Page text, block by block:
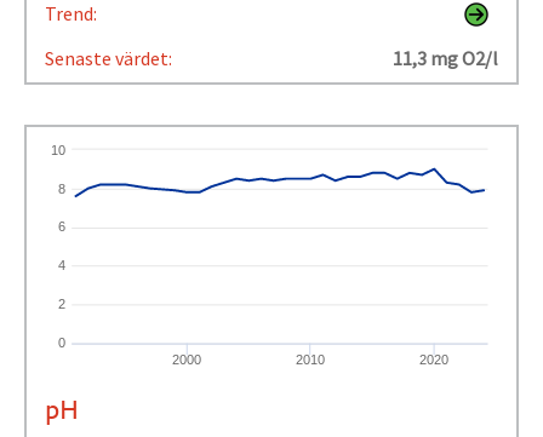
Trend:
Senaste värdet:
11,3 mg O2/l
2000 2010 2020
0
2
4
6
8
10
pH